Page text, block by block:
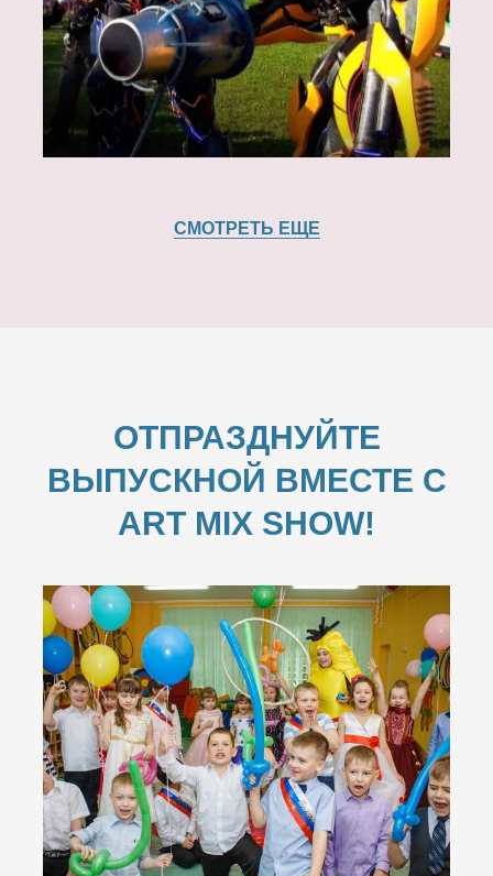
СМОТРЕТЬ ЕЩЕ
ОТПРАЗДНУЙТЕ
ВЫПУСКНОЙ ВМЕСТЕ С
ART MIX SHOW!